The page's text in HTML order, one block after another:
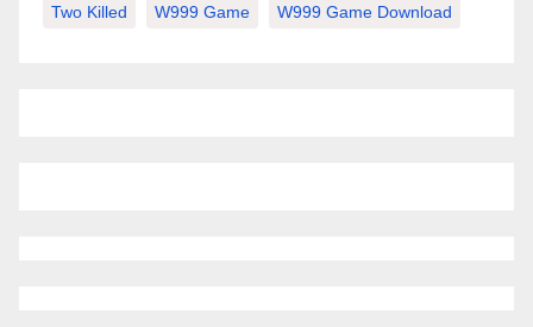
Two Killed W999 Game W999 Game Download